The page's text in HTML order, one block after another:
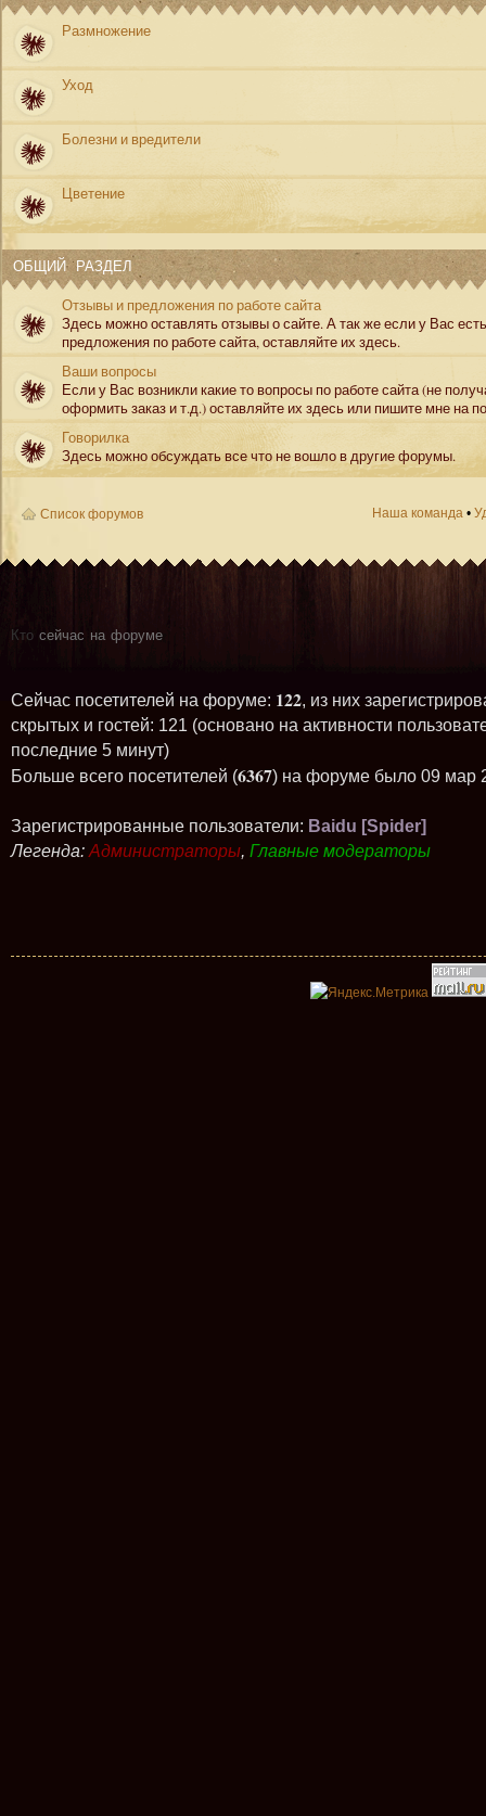
Размножение
Уход
Болезни и вредители
Цветение
ОБЩИЙ РАЗДЕЛ
Отзывы и предложения по работе сайта
Здесь можно оставлять отзывы о сайте. А так же если у Вас есть
предложения по работе сайта, оставляйте их здесь.
Ваши вопросы
Если у Вас возникли какие то вопросы по работе сайта (не
оформить заказ и т.д.) оставляйте их здесь или пишите мне на
Говорилка
Здесь можно обсуждать все что не вошло в другие форумы.
Список форумов Наша команда •
Кто сейчас на форуме
Сейчас посетителей на форуме: 122, из них
скрытых и гостей: 121 (основано на активности
последние 5 минут)
Больше всего посетителей (6367) на форуме было 09 мар
Зарегистрированные пользователи: Baidu [Spider]
Легенда: Администраторы, Главные модераторы